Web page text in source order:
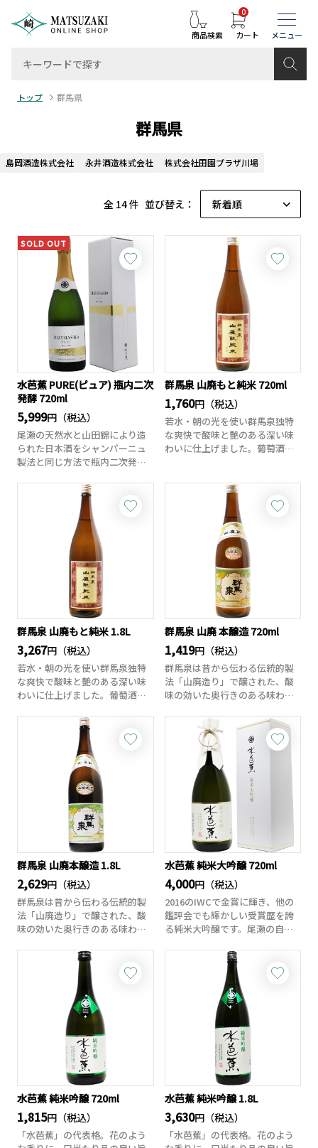
商品検索 カート
0
トップ 群馬県
群馬県
島岡酒造株式会社 永井酒造株式会社 株式会社田園プラザ川場
全 14 件 並び替え：
SOLD OUT
水芭蕉 PURE(ピュア) 瓶内二次
発酵 720ml
5,999円（税込）
尾瀬の天然水と山田錦により造
られた日本酒をシャンパーニュ
製法と同じ方法で瓶内二次発酵
群馬泉 山廃もと純米 720ml
1,760円（税込）
若水・朝の光を使い群馬泉独特
な爽快で酸味と艶のある深い味
わいに仕上げました。葡萄酒の
群馬泉 山廃もと純米 1.8L
3,267円（税込）
若水・朝の光を使い群馬泉独特
な爽快で酸味と艶のある深い味
わいに仕上げました。葡萄酒の
群馬泉 山廃 本醸造 720ml
1,419円（税込）
群馬泉は昔から伝わる伝統的製
法「山廃造り」で醸された、酸
味の効いた奥行きのある味わい
群馬泉 山廃本醸造 1.8L
2,629円（税込）
群馬泉は昔から伝わる伝統的製
法「山廃造り」で醸された、酸
味の効いた奥行きのある味わい
水芭蕉 純米大吟醸 720ml
4,000円（税込）
2016のIWCで金賞に輝き、他の
鑑評会でも輝かしい受賞歴を誇
る純米大吟醸です。尾瀬の自然
水芭蕉 純米吟醸 720ml
1,815円（税込）
「水芭蕉」の代表格。花のよう
水芭蕉 純米吟醸 1.8L
3,630円（税込）
「水芭蕉」の代表格。花のよう